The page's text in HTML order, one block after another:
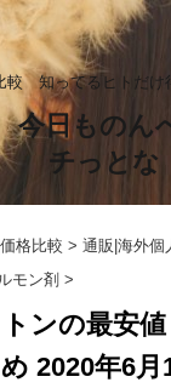
較 知ってるヒトだけ
今日ものん
チっとな
格比較 > 通販|海外個
モン剤 >
ンの最安
2020年6月